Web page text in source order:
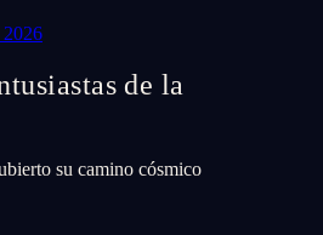
de la
su camino cósmico